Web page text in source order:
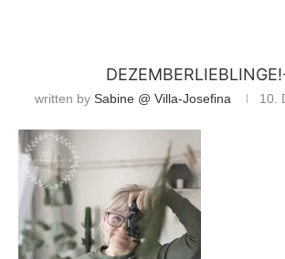
written by Sabine @ Villa-Josefina 10.